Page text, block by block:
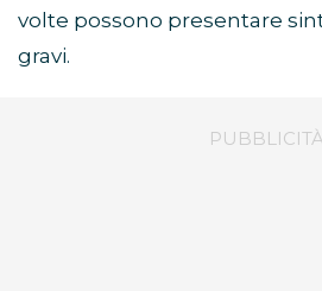
volte possono presentare
gravi.